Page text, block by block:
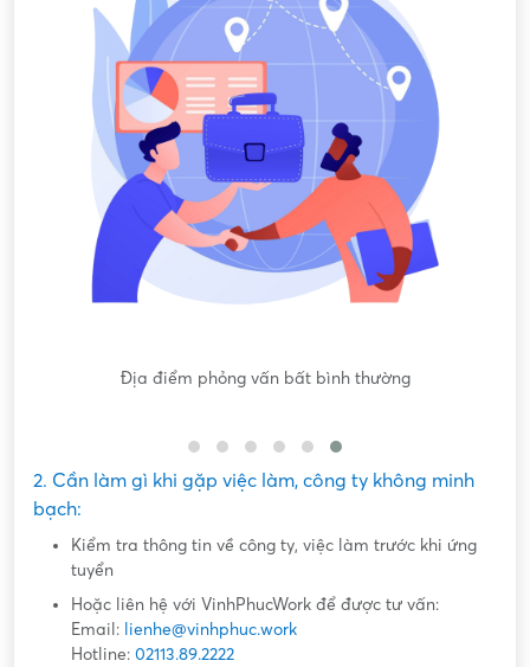
Nội dung mô tả công việc sơ sài, không đồng nhất với công
2. Cần làm gì khi gặp việc làm, công ty không minh
bạch:
Kiểm tra thông tin về công ty, việc làm trước khi ứng
tuyển
Hoặc liên hệ với VinhPhucWork để được tư vấn:
Email: lienhe@vinhphuc.work
Hotline: 02113.89.2222